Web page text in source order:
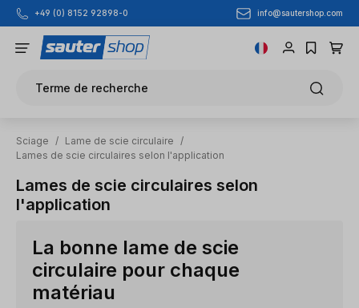
Passer au contenu principal
+49 (0) 8152 92898-0 info@sautershop.com
Terme de recherche
Sciage / Lame de scie circulaire
/
Lames de scie circulaires selon l'application
Lames de scie circulaires selon
l'application
La bonne lame de scie
circulaire pour chaque
matériau